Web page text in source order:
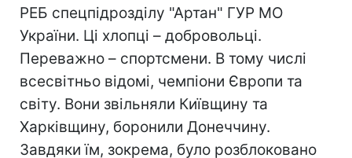
РЕБ спецпідрозділу "Артан" ГУР МО
України. Ці хлопці – добровольці.
Переважно – спортсмени. В тому числі
всесвітньо відомі, чемпіони Європи та
світу. Вони звільняли Київщину та
Харківщину, боронили Донеччину.
Завдяки їм, зокрема, було розблоковано